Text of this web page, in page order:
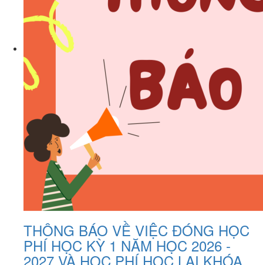
THÔNG BÁO VỀ VIỆC ĐÓNG HỌC
PHÍ HỌC KỲ 1 NĂM HỌC 2026 -
2027 VÀ HỌC PHÍ HỌC LẠI KHÓA